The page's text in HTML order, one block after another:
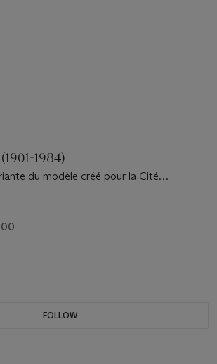
1984)
du modèle créé pour la Cité
FOLLOW